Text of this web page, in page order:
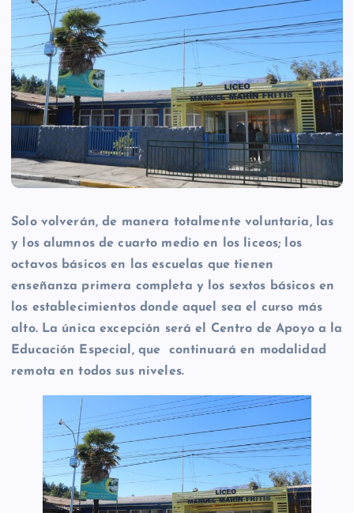
Solo volverán, de manera totalmente voluntaria, las
y los alumnos de cuarto medio en los liceos; los
octavos básicos en las escuelas que tienen
enseñanza primera completa y los sextos básicos en
los establecimientos donde aquel sea el curso más
alto. La única excepción será el Centro de Apoyo a la
Educación Especial, que continuará en modalidad
remota en todos sus niveles.